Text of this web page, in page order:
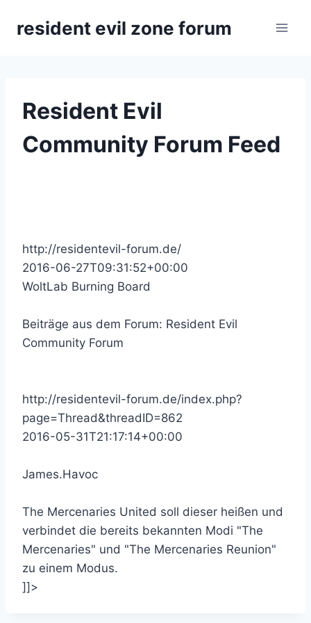
Inhaltresident evil zone forum
Resident Evil
Community Forum Feed
http://residentevil-forum.de/
2016-06-27T09:31:52+00:00
WoltLab Burning Board
Beiträge aus dem Forum: Resident Evil
Community Forum
http://residentevil-forum.de/index.php?
page=Thread&threadID=862
2016-05-31T21:17:14+00:00
James.Havoc
The Mercenaries United soll dieser heißen und
verbindet die bereits bekannten Modi "The
Mercenaries" und "The Mercenaries Reunion"
zu einem Modus.
]]>